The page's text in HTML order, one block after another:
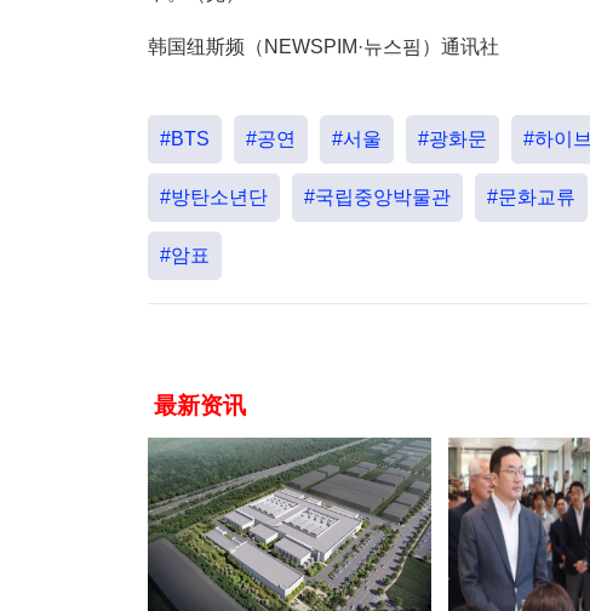
韩国纽斯频（NEWSPIM·뉴스핌）通讯社
#BTS #공연 #서울 #광화문 #하이브
#방탄소년단 #국립중앙박물관 #문화교류
#암표
最新资讯